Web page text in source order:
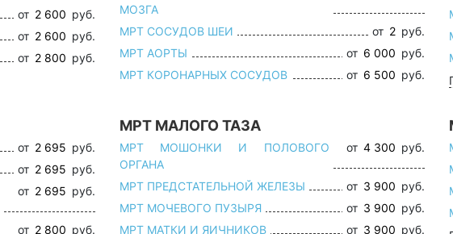
от 2 600 руб.
от 2 600 руб.
от 2 800 руб.
МОЗГА
МРТ СОСУДОВ ШЕИ от 2 руб.
МРТ АОРТЫ
от 6 000 руб.
МРТ КОРОНАРНЫХ СОСУДОВ
от 6 500 руб.
от 2 695 руб.
от 2 695 руб.
от 2 695 руб.
от 2 800 руб.
МРТ МАЛОГО ТАЗА
МРТ МОШОНКИ И ПОЛОВОГО
ОРГАНА
от 4 300 руб.
МРТ ПРЕДСТАТЕЛЬНОЙ ЖЕЛЕЗЫ от 3 900 руб.
МРТ МОЧЕВОГО ПУЗЫРЯ
от 3 900 руб.
МРТ МАТКИ И ЯИЧНИКОВ
от 3 900 руб.